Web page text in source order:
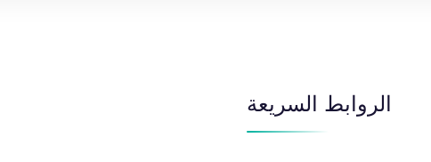
الروابط السريعة